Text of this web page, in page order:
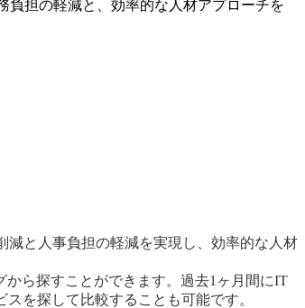
担の軽減と、効率的な人材アプローチを
と人事負担の軽減を実現し、効率的な人材
ら探すことができます。過去1ヶ月間にIT
を探して比較することも可能です。